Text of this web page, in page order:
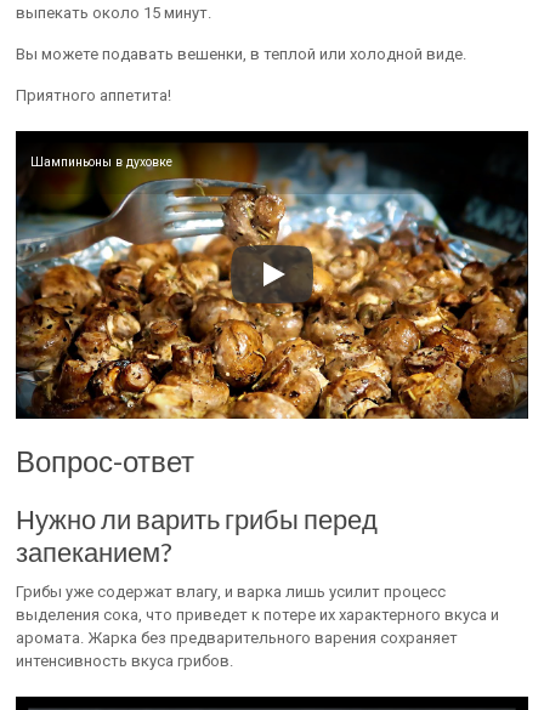
выпекать около 15 минут.
Вы можете подавать вешенки, в теплой или холодной виде.
Приятного аппетита!
Шампиньоны в духовке
Вопрос-ответ
Нужно ли варить грибы перед
запеканием?
Грибы уже содержат влагу, и варка лишь усилит процесс
выделения сока, что приведет к потере их характерного вкуса и
аромата. Жарка без предварительного варения сохраняет
интенсивность вкуса грибов.